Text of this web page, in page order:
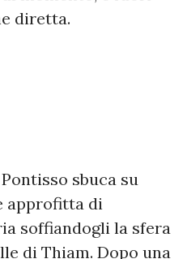
diretta.
sbuca su
approfitta di
soffiandogli la sfera
di Thiam. Dopo una